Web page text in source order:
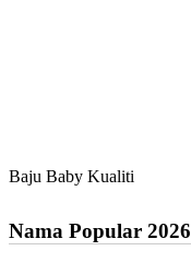
Baju Baby Kualiti
Nama Popular 2026